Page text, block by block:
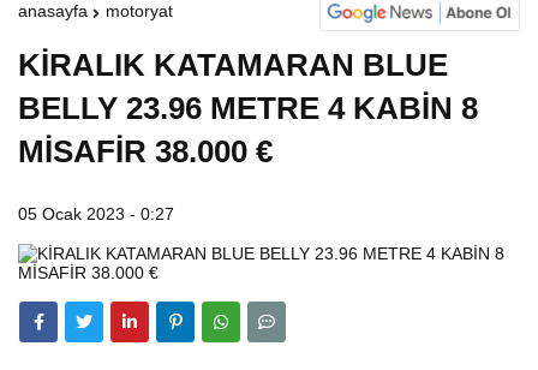
anasayfa motoryat
KİRALIK KATAMARAN BLUE
BELLY 23.96 METRE 4 KABİN 8
MİSAFİR 38.000 €
05 Ocak 2023 - 0:27